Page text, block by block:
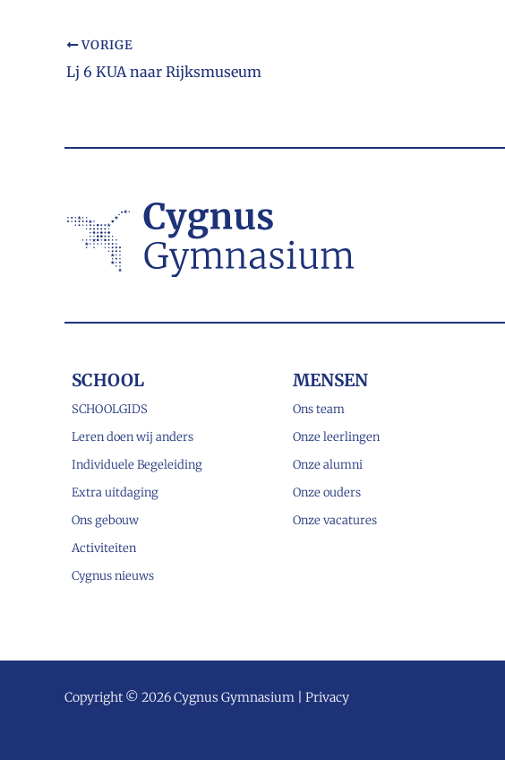
VORIGE
Lj 6 KUA naar Rijksmuseum
SCHOOL
SCHOOLGIDS
Leren doen wij anders
Individuele Begeleiding
Extra uitdaging
Ons gebouw
Activiteiten
Cygnus nieuws
MENSEN
Ons team
Onze leerlingen
Onze alumni
Onze ouders
Onze vacatures
Copyright © 2026 Cygnus Gymnasium | Privacy